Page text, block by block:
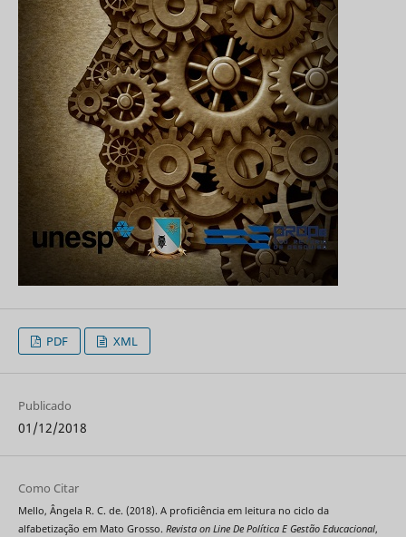
PDF XML
Publicado
01/12/2018
Como Citar
Mello, Ângela R. C. de. (2018). A proficiência em leitura no ciclo da
alfabetização em Mato Grosso. Revista on Line De Política E Gestão Educacional,